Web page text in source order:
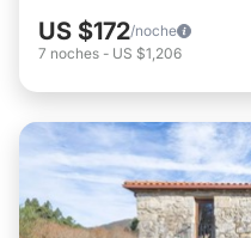
US $172/noche
7 noches - US $1,206